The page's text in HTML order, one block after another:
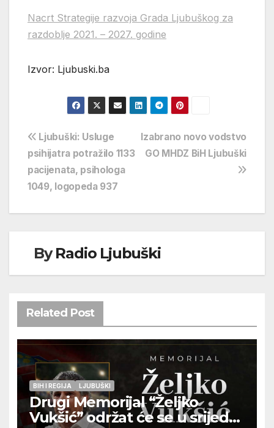
Nacrt Strategije razvoja Grada Ljubuškog za
razdoblje 2021. – 2027. godine
Izvor: Ljubuski.ba
Navigacija
objava
Izabrano novo vodstvo
GO MHDZ BiH Ljubuški
Ljubuški: Usluge
psihijatra potražilo 1133
pacijenata, psihologa
1049, logopeda 937
ByRadio Ljubuški
Related Post
BIH I REGIJA LJUBUŠKI
Drugi Memorijal “Željko
Vukšić” održat će se u srijedu